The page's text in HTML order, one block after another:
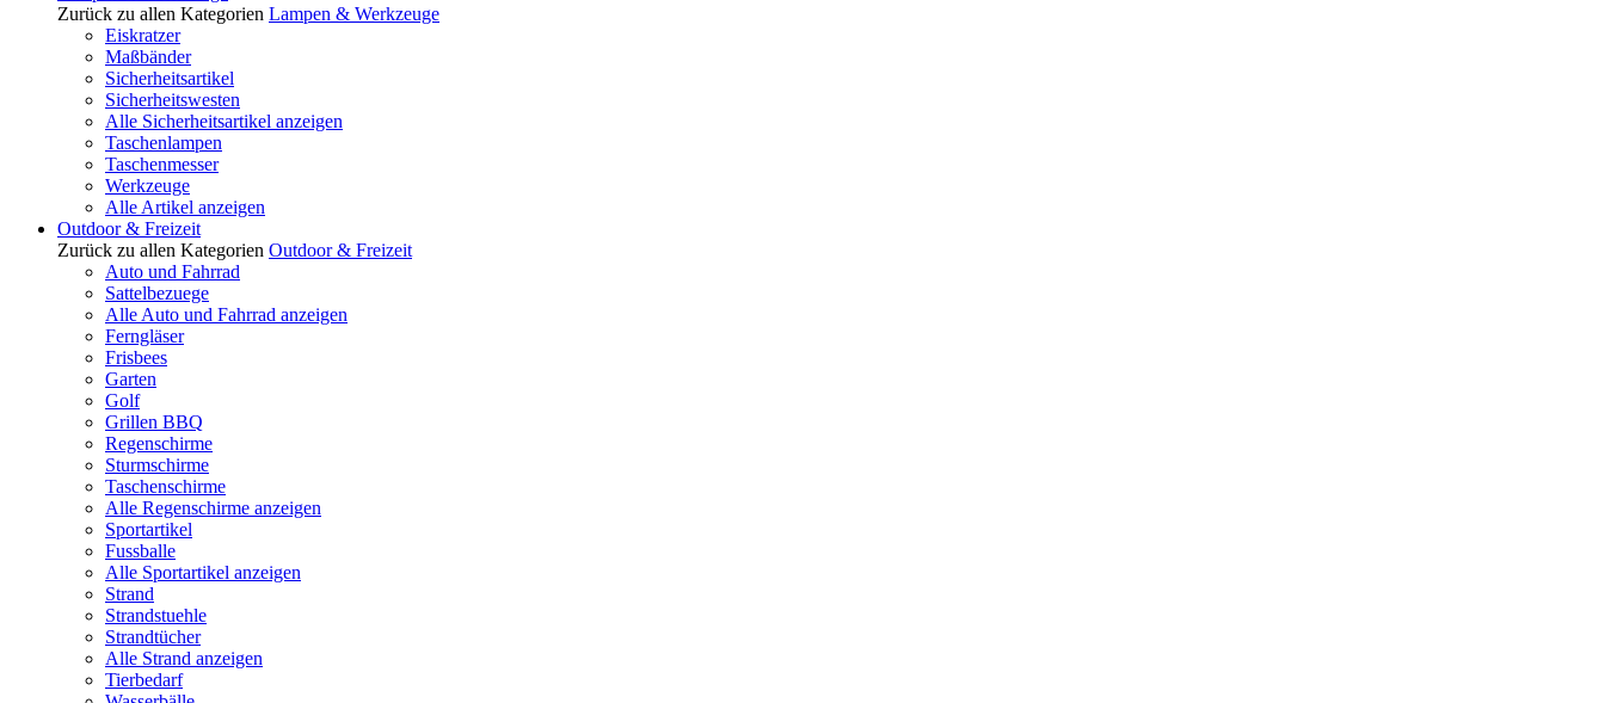
Zurück zu allen Kategorien Lampen & Werkzeuge
Eiskratzer
Maßbänder
Sicherheitsartikel
Sicherheitswesten
Alle Sicherheitsartikel anzeigen
Taschenlampen
Taschenmesser
Werkzeuge
Alle Artikel anzeigen
Outdoor & Freizeit
Zurück zu allen Kategorien Outdoor & Freizeit
Auto und Fahrrad
Sattelbezuege
Alle Auto und Fahrrad anzeigen
Ferngläser
Frisbees
Garten
Golf
Grillen BBQ
Regenschirme
Sturmschirme
Taschenschirme
Alle Regenschirme anzeigen
Sportartikel
Fussballe
Alle Sportartikel anzeigen
Strand
Strandstuehle
Strandtücher
Alle Strand anzeigen
Tierbedarf